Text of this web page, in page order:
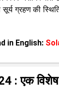
ग्रहण की
in English:
: एक